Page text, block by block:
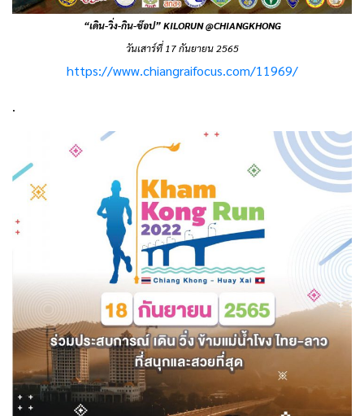
“เดิน-วิ่ง-กิน-ช๊อป” KILORUN @CHIANGKHONG
วันเสาร์ที่ 17 กันยายน 2565
https://www.chiangraifocus.com/11969/
.